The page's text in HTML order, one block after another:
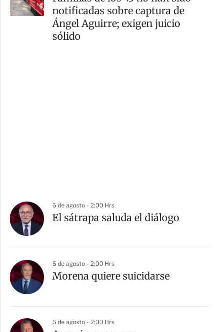
notificadas sobre captura de
Ángel Aguirre; exigen juicio
sólido
6 de agosto - 2:00 Hrs
El sátrapa saluda el diálogo
6 de agosto - 2:00 Hrs
Morena quiere suicidarse
6 de agosto - 2:00 Hrs